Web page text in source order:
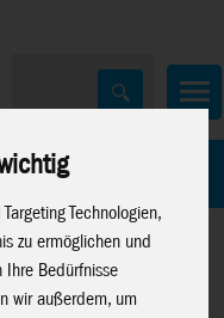
Technologien,
zu ermöglichen und
Ihre Bedürfnisse
wir außerdem, um